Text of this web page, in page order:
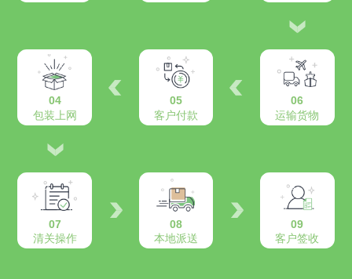
04
包装上网
05
客户付款
06
运输货物
07
清关操作
08
本地派送
09
客户签收